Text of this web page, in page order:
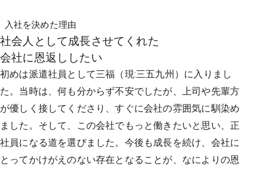
入社を決めた理由
社会人として成長させてくれた
会社に恩返ししたい
初めは派遣社員として三福（現:三五九州）に入りまし
た。当時は、何も分からず不安でしたが、上司や先輩方
が優しく接してくださり、すぐに会社の雰囲気に馴染め
ました。そして、この会社でもっと働きたいと思い、正
社員になる道を選びました。今後も成長を続け、会社に
とってかけがえのない存在となることが、なによりの恩